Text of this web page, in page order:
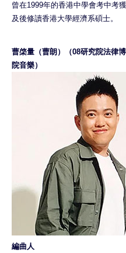
曾在1999年的香港中學會考中考
及後修讀香港大學經濟系碩士。
曹棨量（曹朗）（08研究院法律
院音樂）
編曲人